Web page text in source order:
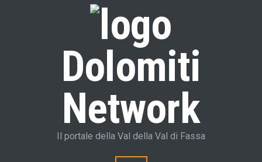
Dolomiti
Network
Il portale della Val della Val di Fassa